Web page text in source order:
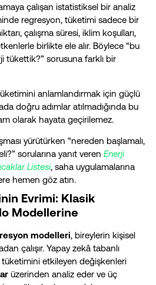
çalışan istatistiksel bir analiz
regresyon, tüketimi sadece bir
çalışma süresi, iklim koşulları,
birlikte ele alır. Böylece “bu
tükettik?” sorusuna farklı bir
anlamlandırmak için güçlü
doğru adımlar atılmadığında bu
olarak hayata geçirilemez.
yürütürken “nereden başlamalı,
sorularına yanıt veren Enerji
Listesi, saha uygulamalarına
hemen göz atın.
Evrimi: Klasik
Modellerine
modelleri, bireylerin kişisel
çalışır. Yapay zekâ tabanlı
tüketimini etkileyen değişkenleri
üzerinden analiz eder ve üç